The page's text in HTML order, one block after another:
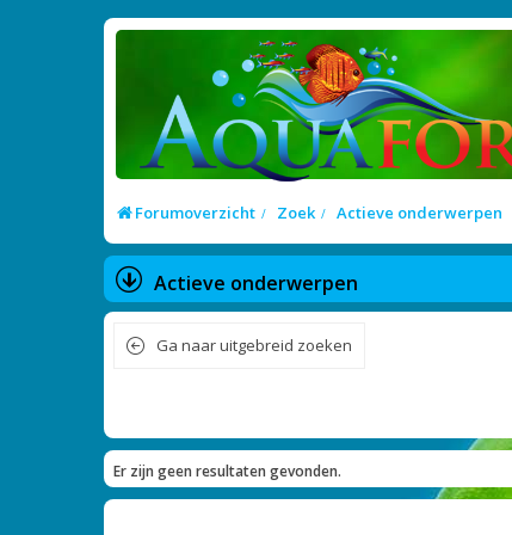
Forumoverzicht Zoek Actieve onderwerpen
Actieve onderwerpen
Ga naar uitgebreid zoeken
Er zijn geen resultaten gevonden.